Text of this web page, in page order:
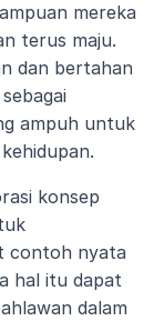
mereka
terus maju.
dan bertahan
ampuh untuk
konsep
contoh nyata
hal itu dapat
dalam